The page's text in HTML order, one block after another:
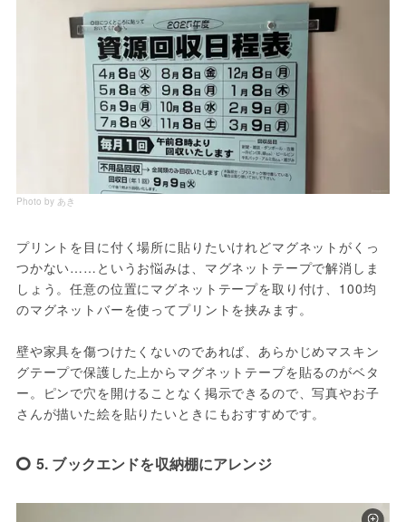
Photo by あき
プリントを目に付く場所に貼りたいけれどマグネットがくっ
つかない……というお悩みは、マグネットテープで解消しま
しょう。任意の位置にマグネットテープを取り付け、100均
のマグネットバーを使ってプリントを挟みます。
壁や家具を傷つけたくないのであれば、あらかじめマスキン
グテープで保護した上からマグネットテープを貼るのがベタ
ー。ピンで穴を開けることなく掲示できるので、写真やお子
さんが描いた絵を貼りたいときにもおすすめです。
5. ブックエンドを収納棚にアレンジ